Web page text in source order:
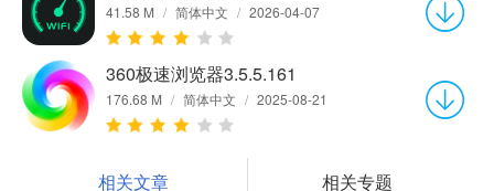
41.58 M / 简体中文 / 2026-04-07
360极速浏览器3.5.5.161
176.68 M / 简体中文 / 2025-08-21
相关文章 相关专题